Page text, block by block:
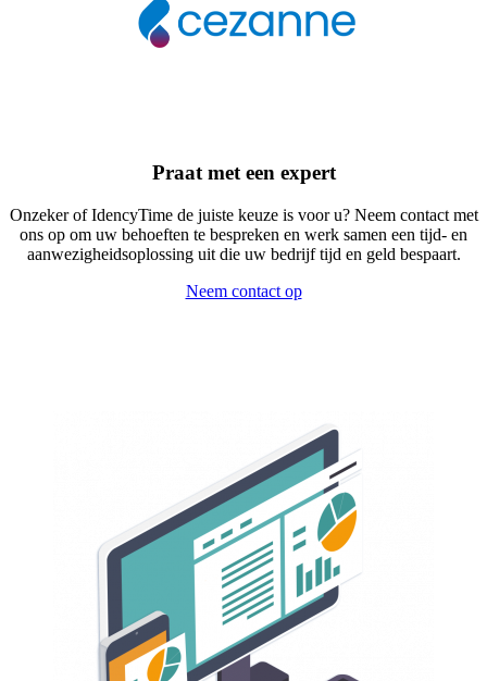
Praat met een expert
Onzeker of IdencyTime de juiste keuze is voor u? Neem contact met
ons op om uw behoeften te bespreken en werk samen een tijd- en
aanwezigheidsoplossing uit die uw bedrijf tijd en geld bespaart.
Neem contact op